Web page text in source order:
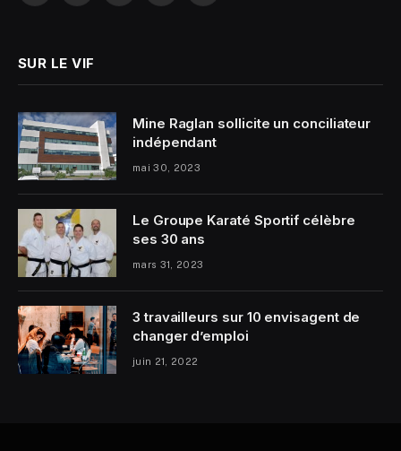
SUR LE VIF
Mine Raglan sollicite un conciliateur
indépendant
mai 30, 2023
Le Groupe Karaté Sportif célèbre
ses 30 ans
mars 31, 2023
3 travailleurs sur 10 envisagent de
changer d’emploi
juin 21, 2022